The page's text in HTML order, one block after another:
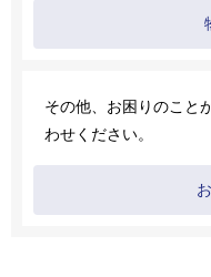
その他、お困りのこと
わせください。